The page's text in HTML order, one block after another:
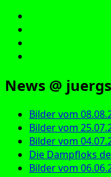
News @
Bilder vom
Bilder vom
Bilder vom
Die Dampfloks
Bilder vom